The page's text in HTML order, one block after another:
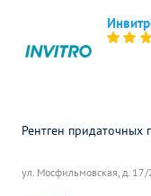
ул. Мосфильмовская, д. 17/
Рентген придаточных